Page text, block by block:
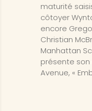
maturité
côtoyer
encore
Christian
Manhattan
présente son
Avenue, «